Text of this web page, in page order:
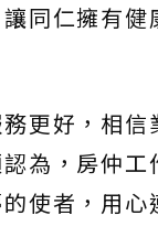
同仁擁有健
務更好，相
為，房仲工
使者，用心